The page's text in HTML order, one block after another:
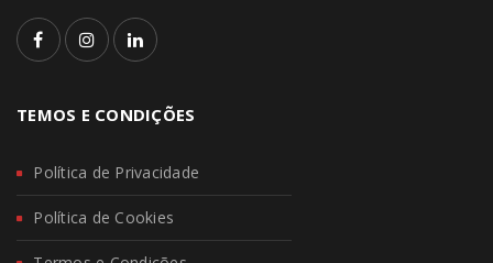
TEMOS E CONDIÇÕES
Política de Privacidade
Política de Cookies